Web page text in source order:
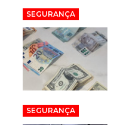
SEGURANÇA
SEGURANÇA